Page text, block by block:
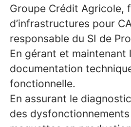
Groupe Crédit Agricole,
d’infrastructures pour
responsable du SI de
En gérant et maintenant
documentation
fonctionnelle.
En assurant le
des